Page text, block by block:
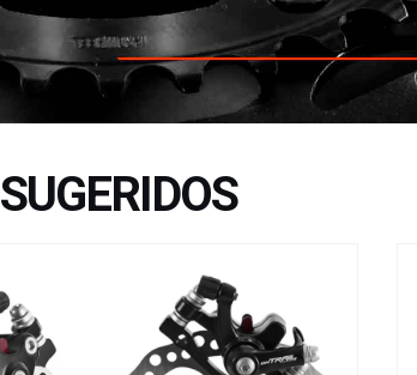
SUGERIDOS